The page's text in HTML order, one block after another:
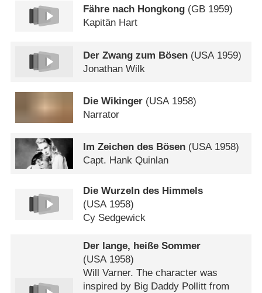
Fähre nach Hongkong (GB 1959)
Kapitän Hart
Der Zwang zum Bösen (USA 1959)
Jonathan Wilk
Die Wikinger (USA 1958)
Narrator
Im Zeichen des Bösen (USA1958)
Capt. Hank Quinlan
Die Wurzeln des Himmels
(USA1958)
Cy Sedgewick
Der lange, heiße Sommer
(USA1958)
Will Varner. The character was
inspired by Big Daddy Pollitt from